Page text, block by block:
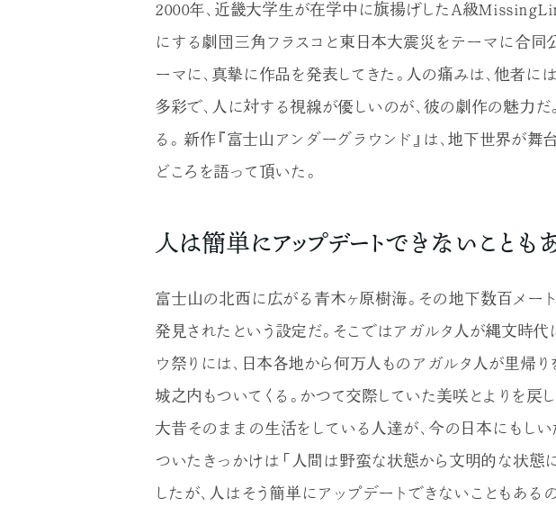
2000年、近畿大学生が在学中に旗揚げしたA級
にする劇団三角フラスコと東日本大震災をテーマに合同
ーマに、真摯に作品を発表してきた。人の痛みは、他者
多彩で、人に対する視線が優しいのが、彼の劇作の魅力
る。 新作『富士山アンダーグラウンド』は、地下世界が
どころを語って頂いた。
人は簡単にアップデートできないことも
富士山の北西に広がる青木ヶ原樹海。その地下数百メー
発見されたという設定だ。そこではアガルタ人が縄文時
ウ祭りには、日本各地から何万人ものアガルタ人が里帰
城之内もついてくる。かつて交際していた美咲とよりを戻
大昔そのままの生活をしている人達が、今の日本にもし
ついたきっかけは「人間は野蛮な状態から文明的な状態
したが、人はそう簡単にアップデートできないこともあ